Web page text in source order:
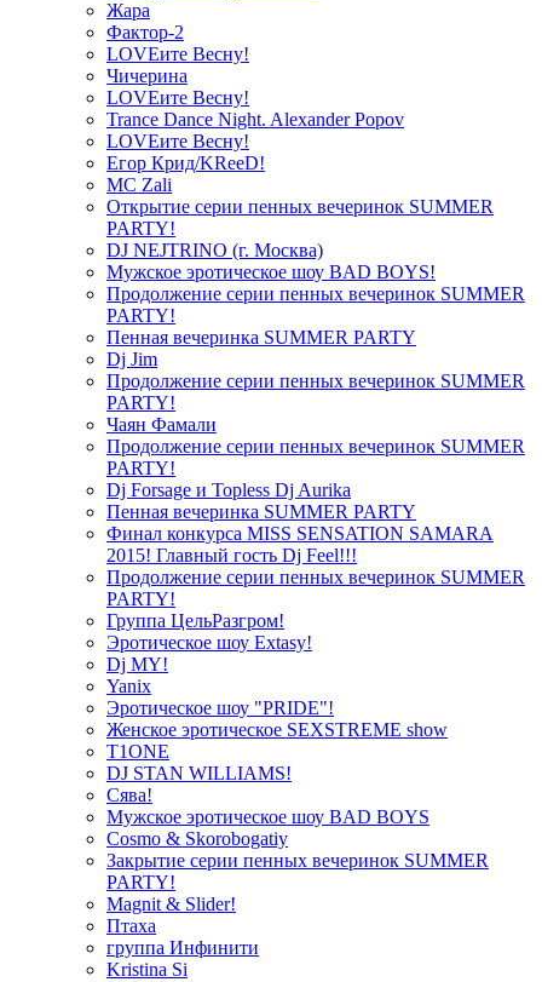
Жара
Фактор-2
LOVEите Весну!
Чичерина
LOVEите Весну!
Trance Dance Night. Alexander Popov
LOVEите Весну!
Егор Крид/KReeD!
MC Zali
Открытие серии пенных вечеринок SUMMER
PARTY!
DJ NEJTRINO (г. Москва)
Мужское эротическое шоу BAD BOYS!
Продолжение серии пенных вечеринок SUMMER
PARTY!
Пенная вечеринка SUMMER PARTY
Dj Jim
Продолжение серии пенных вечеринок SUMMER
PARTY!
Чаян Фамали
Продолжение серии пенных вечеринок SUMMER
PARTY!
Dj Forsage и Topless Dj Aurika
Пенная вечеринка SUMMER PARTY
Финал конкурса MISS SENSATION SAMARA
2015! Главный гость Dj Feel!!!
Продолжение серии пенных вечеринок SUMMER
PARTY!
Группа ЦельРазгром!
Эротическое шоу Extasy!
Dj MY!
Yanix
Эротическое шоу "PRIDE"!
Женское эротическое SEXSTREME show
T1ONE
DJ STAN WILLIAMS!
Сява!
Мужское эротическое шоу BAD BOYS
Cosmo & Skorobogatiy
Закрытие серии пенных вечеринок SUMMER
PARTY!
Magnit & Slider!
Птаха
группа Инфинити
Kristina Si